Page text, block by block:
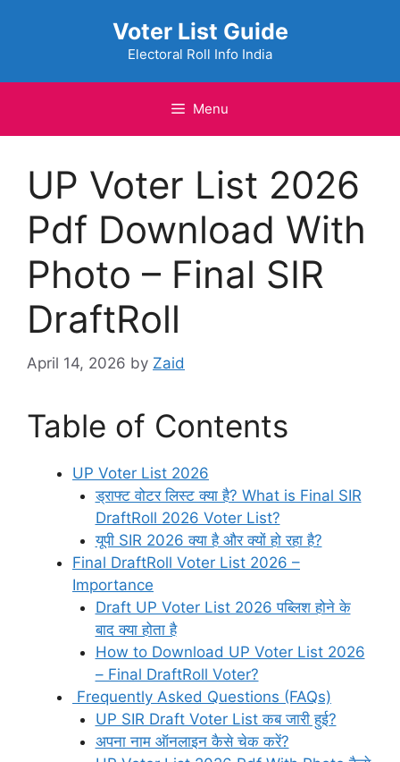
Voter List Guide
Electoral Roll Info India
Menu
UP Voter List 2026
Pdf Download With
Photo – Final SIR
DraftRoll
April 14, 2026 by Zaid
Table of Contents
UP Voter List 2026
ड्राफ्ट वोटर लिस्ट क्या है? What is Final SIR
DraftRoll 2026 Voter List?
यूपी SIR 2026 क्या है और क्यों हो रहा है?
Final DraftRoll Voter List 2026 –
Importance
Draft UP Voter List 2026 पब्लिश होने के
बाद क्या होता है
How to Download UP Voter List 2026
– Final DraftRoll Voter?
Frequently Asked Questions (FAQs)
UP SIR Draft Voter List कब जारी हुई?
अपना नाम ऑनलाइन कैसे चेक करें?